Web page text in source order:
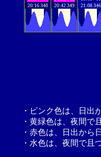
20:16348
20:42349
21:08346
・ピンク色は、日出
・黄緑色は、夜間で
・赤色は、日出から
・水色は、夜間で且